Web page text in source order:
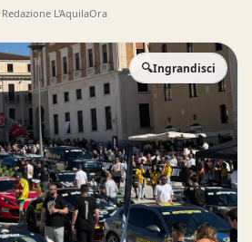
Redazione L'AquilaOra
🔍Ingrandisci